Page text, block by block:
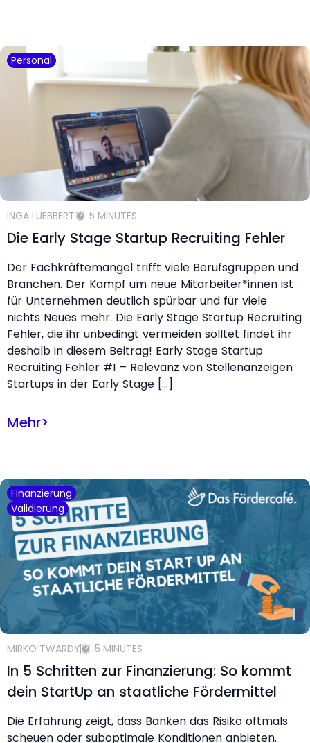
Personal
INGA LUEBBERT 5 MINUTES
Die Early Stage Startup Recruiting Fehler
Der Fachkräftemangel trifft viele Berufsgruppen und
Branchen. Der Kampf um neue Mitarbeiter*innen ist
für Unternehmen deutlich spürbar und für viele
nichts Neues mehr. Die Early Stage Startup Recruiting
Fehler, die ihr unbedingt vermeiden solltet findet ihr
deshalb in diesem Beitrag! Early Stage Startup
Recruiting Fehler #1 – Relevanz von Stellenanzeigen
Startups in der Early Stage […]
Mehr>
Finanzierung
Validierung
MIRKO TWARDY 5 MINUTES
In 5 Schritten zur Finanzierung: So kommt
dein StartUp an staatliche Fördermittel
Die Erfahrung zeigt, dass Banken das Risiko oftmals
scheuen oder suboptimale Konditionen anbieten.